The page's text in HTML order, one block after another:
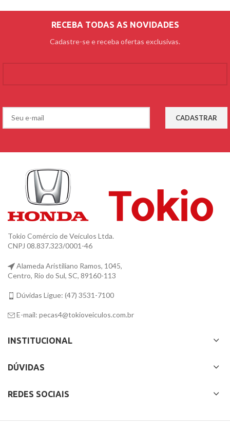
RECEBA TODAS AS NOVIDADES
Cadastre-se e receba ofertas exclusivas.
Tokio Comércio de Veículos Ltda.
CNPJ 08.837.323/0001-46
Alameda Aristiliano Ramos, 1045,
Centro, Rio do Sul, SC, 89160-113
Dúvidas Ligue: (47) 3531-7100
E-mail: pecas4@tokioveiculos.com.br
INSTITUCIONAL
DÚVIDAS
REDES SOCIAIS